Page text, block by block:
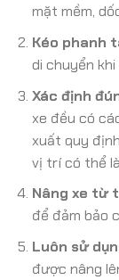
mặt mềm,
Kéo phanh
di chuyển
Xác định
xe đều có
xuất quy
vị trí có thể
Nâng xe từ
để đảm bảo
Luôn sử
được nâng